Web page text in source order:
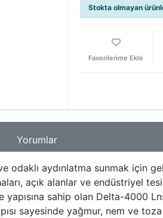
Stokta olmayan
Yorumlar
aydınlatma sunmak için
açık alanlar ve endüstriyel
sahip olan Delta-4000
sayesinde yağmur, nem ve